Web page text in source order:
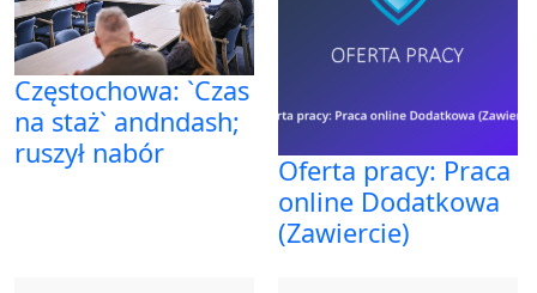
Częstochowa: `Czas
na staż` andndash;
ruszył nabór
Oferta pracy: Praca
online Dodatkowa
(Zawiercie)